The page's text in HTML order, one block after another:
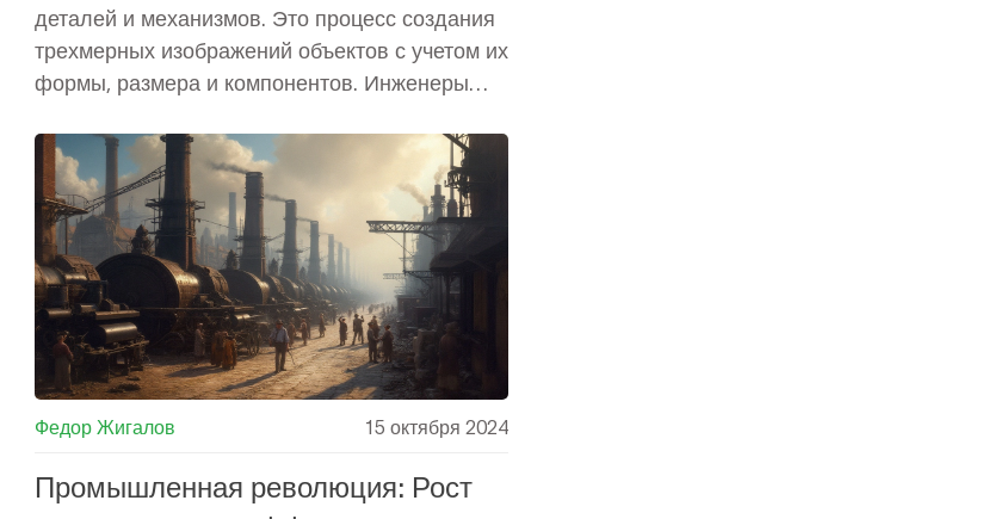
деталей и механизмов. Это процесс создания
трехмерных изображений объектов с учетом их
формы, размера и компонентов. Инженеры
решения для достижения высокой точности
моделей. Важность точного моделирования
становится очевидной по мере усложнения
производственных процессов и требований к
качеству. Статья раскрывает основные
аспекты и преимущества использования 3D-
моделей в инженерных разработках.
Федор Жигалов 15 октября 2024
Промышленная революция: Рост